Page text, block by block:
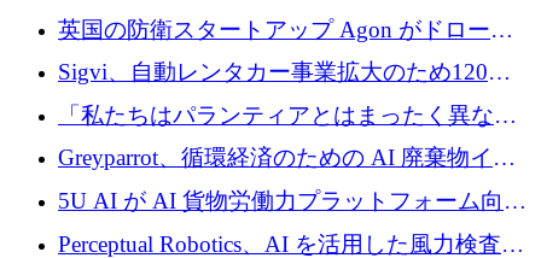
ジング プラットフォームを拡張するためにシ
リーズ B で 2,000 万ドルを確保
英国の防衛スタートアップ Agon がドローン
攻撃に対抗する仮想戦場を構築、3,000 万ドル
を調達
Sigvi、自動レンタカー事業拡大のため120万
ユーロを調達
「私たちはパランティアとはまったく異なる
会社です」とフランス人の「控えめな」後任
者は言う
Greyparrot、循環経済のための AI 廃棄物イン
テリジェンスを拡張するためにシリーズ B で
2,700 万ドルを確保
5U AI が AI 貨物労働力プラットフォーム向け
に 320 万ドルのプレシードを獲得
Perceptual Robotics、AI を活用した風力検査の